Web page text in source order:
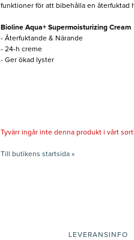
funktioner för att bibehålla en återfuktad
Bioline Aqua+ Supermoisturizing Cream
- Återfuktande & Närande
- 24-h creme
- Ger ökad lyster
Tyvärr ingår inte denna produkt i vårt
Till butikens startsida »
LEVERANSINFO